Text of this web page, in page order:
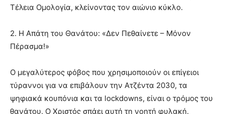
Τέλεια Ομολογία, κλείνοντας τον αιώνιο κύκλο.
2. Η Απάτη του Θανάτου: «Δεν Πεθαίνετε – Μόνον
Πέρασμα!»
Ο μεγαλύτερος φόβος που χρησιμοποιούν οι επίγειοι
τύραννοι για να επιβάλουν την Ατζέντα 2030, τα
ψηφιακά κουπόνια και τα lockdowns, είναι ο τρόμος του
θανάτου. Ο Χριστός σπάει αυτή τη νοητή φυλακή.